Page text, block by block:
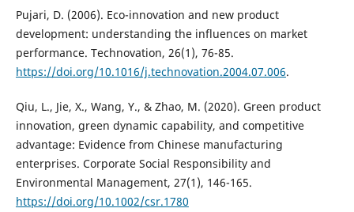
Pujari, D. (2006). Eco-innovation and new product
development: understanding the influences on market
performance. Technovation, 26(1), 76-85.
https://doi.org/10.1016/j.technovation.2004.07.006.
Qiu, L., Jie, X., Wang, Y., & Zhao, M. (2020). Green product
innovation, green dynamic capability, and competitive
advantage: Evidence from Chinese manufacturing
enterprises. Corporate Social Responsibility and
Environmental Management, 27(1), 146-165.
https://doi.org/10.1002/csr.1780